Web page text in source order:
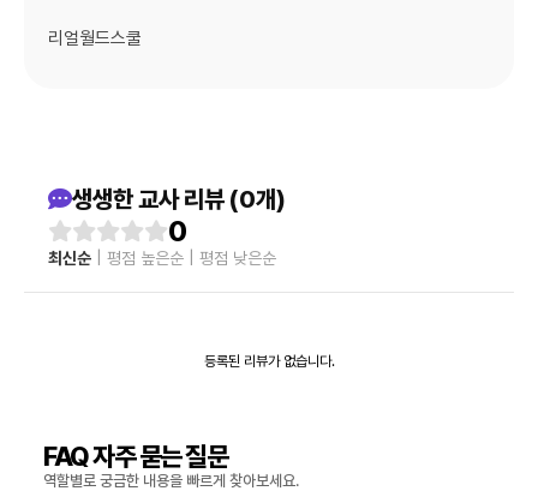
리얼월드스쿨
생생한 교사 리뷰 (0개)
0
최신순 평점 높은순 평점 낮은순
등록된 리뷰가 없습니다.
FAQ 자주 묻는 질문
역할별로 궁금한 내용을 빠르게 찾아보세요.